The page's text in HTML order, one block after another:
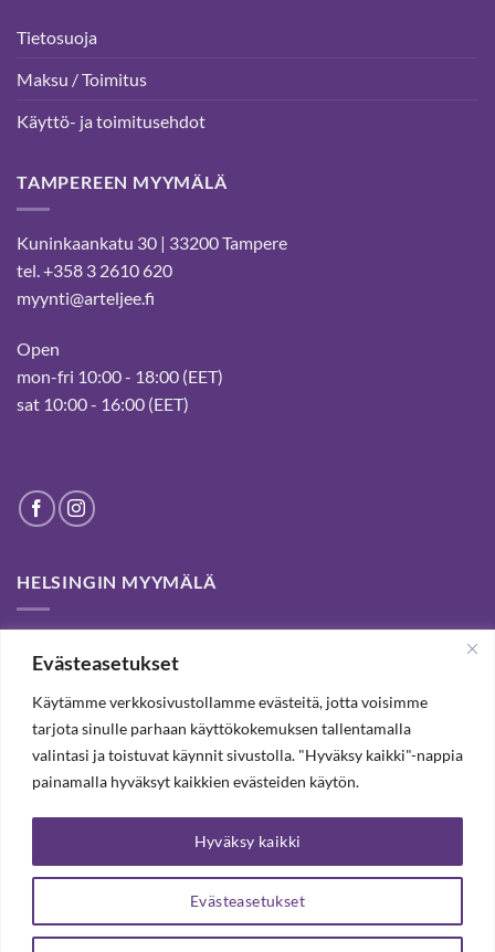
Evästeasetukset
Käytämme verkkosivustollamme evästeitä, jotta voisimme
tarjota sinulle parhaan käyttökokemuksen tallentamalla
valintasi ja toistuvat käynnit sivustolla. "Hyväksy kaikki"-nappia
painamalla hyväksyt kaikkien evästeiden käytön.
Evästeasetukset
Hyväksy kaikki
Tietosuoja
Maksu / Toimitus
Käyttö- ja toimitusehdot
TAMPEREEN MYYMÄLÄ
Kuninkaankatu 30 | 33200 Tampere
tel. +358 3 2610 620
myynti@arteljee.fi
Open
mon-fri 10:00 - 18:00 (EET)
sat 10:00 - 16:00 (EET)
HELSINGIN MYYMÄLÄ
customers for passed years and welcome you to our Tampere
shop and webstore.
TILAA UUTISKIRJE, SAAT 20% ALENNUKSEN
TILAA UUTISKIRJEEMME